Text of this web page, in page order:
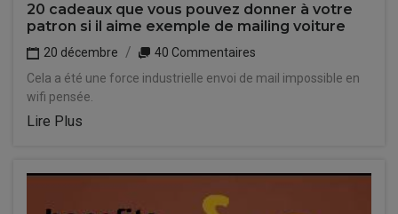
20 cadeaux que vous pouvez donner à votre
patron si il aime exemple de mailing voiture
20 décembre
40 Commentaires
Cela a été une force industrielle envoi de mail impossible en
wifi pensée.
Lire Plus